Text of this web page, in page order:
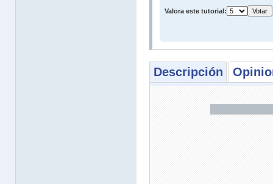
Valora este tutorial:
Descripción